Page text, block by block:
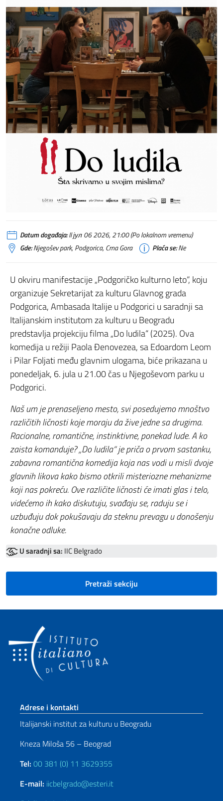
Datum događaja:Il јул 06 2026, 21:00 (Po lokalnom vremenu)
Gde:Njegošev park, Podgorica, Crna Gora Plaća se:Ne
U okviru manifestacije „Podgoričko kulturno leto“, koju
organizuje Sekretarijat za kulturu Glavnog grada
Podgorica, Ambasada Italije u Podgorici u saradnji sa
Italijanskim institutom za kulturu u Beogradu
predstavlja projekciju filma „Do ludila“ (2025). Ova
komedija u režiji Paola Đenovezea, sa Edoardom Leom
i Pilar Foljati među glavnim ulogama, biće prikazana u
ponedeljak, 6. jula u 21.00 čas u Njegoševom parku u
Podgorici.
Naš um je prenaseljeno mesto, svi posedujemo mnoštvo
različitih ličnosti koje moraju da žive jedne sa drugima.
Racionalne, romantične, instinktivne, ponekad lude. A ko
zaista komanduje? „Do ludila“ je priča o prvom sastanku,
zabavna romantična komedija koja nas vodi u misli dvoje
glavnih likova kako bismo otkrili misteriozne mehanizme
koji nas pokreću. Ove različite ličnosti će imati glas i telo,
videćemo ih kako diskutuju, svađaju se, raduju se i
uzbuđuju dok pokušavaju da steknu prevagu u donošenju
konačne odluke.
U saradnji sa: IIC Belgrado
Pretraži sekciju
Footer section
Adrese i kontakti
Italijanski institut za kulturu u Beogradu
Kneza Miloša 56 – Beograd
Tel: 00 381 (0) 11 3629355
E-mail: iicbelgrado@esteri.it